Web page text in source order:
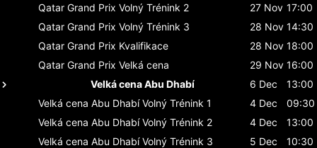
Qatar Grand Prix Volný Trénink 2 27 Nov 17:00
Qatar Grand Prix Volný Trénink 3 28 Nov 14:30
Qatar Grand Prix Kvalifikace 28 Nov 18:00
Qatar Grand Prix Velká cena 29 Nov 16:00
Velká cena Abu Dhabí
6 Dec
13:00
Velká cena Abu Dhabí Volný Trénink 1 4 Dec
09:30
Velká cena Abu Dhabí Volný Trénink 2 4 Dec
13:00
Velká cena Abu Dhabí Volný Trénink 3 5 Dec
10:30